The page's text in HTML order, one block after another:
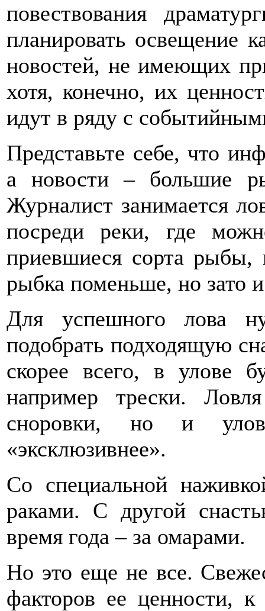
повествования
планировать освещение
новостей, не имеющих
хотя, конечно, их
идут в ряду с
Представьте себе, что
а новости – большие
Журналист занимается
посреди реки, где
приевшиеся сорта рыбы,
рыбка поменьше, но зато
Для успешного лова
подобрать под­ходящую
скорее всего, в улове
например трески.
сноровки, но и
«эксклюзивнее».
Со специальной
раками. С другой
время года – за омарами.
Но это еще не все.
факторов ее ценности,